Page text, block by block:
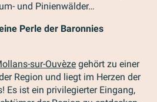
und Pinienwälder…
Perle der Baronnies
sur-Ouvèze gehört zu einer
Region und liegt im Herzen der
Es ist ein privilegierter Eingang,